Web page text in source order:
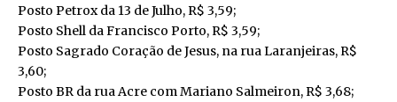
Posto Petrox da 13 de Julho, R$ 3,59;
Posto Shell da Francisco Porto, R$ 3,59;
Posto Sagrado Coração de Jesus, na rua Laranjeiras, R$
3,60;
Posto BR da rua Acre com Mariano Salmeiron, R$ 3,68;